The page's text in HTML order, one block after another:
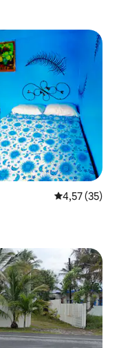
5 üzerinden
4,57 (35)